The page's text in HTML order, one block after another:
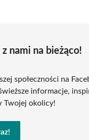
z nami na bieżąco!
społeczności na
informacje,
Twojej okolicy!